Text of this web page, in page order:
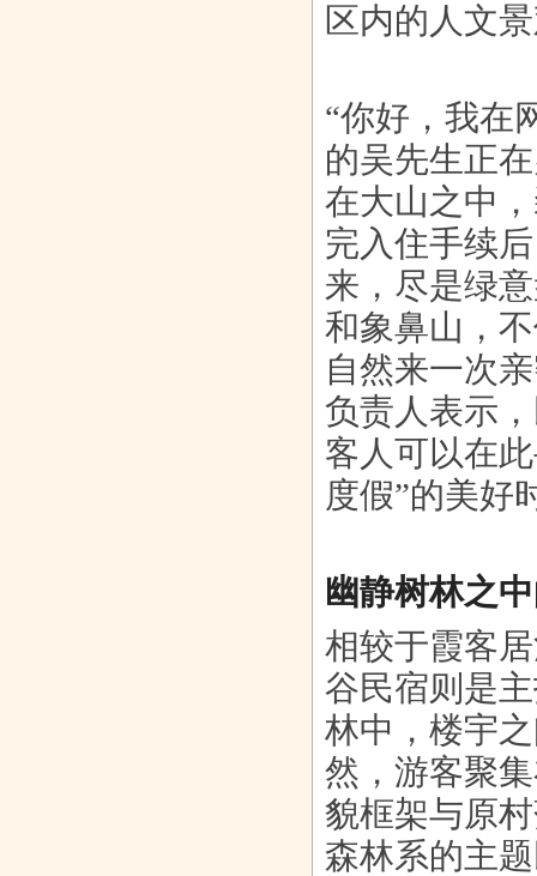
币圈鳌头
区内的人文
“你好，我在
的吴先生正
在大山之中
完入住手续
来，尽是绿
和象鼻山，
自然来一次
负责人表示
客人可以在
度假”的美好
幽静树林之
相较于霞客
谷民宿则是
林中，楼宇
然，游客聚
貌框架与原
森林系的主